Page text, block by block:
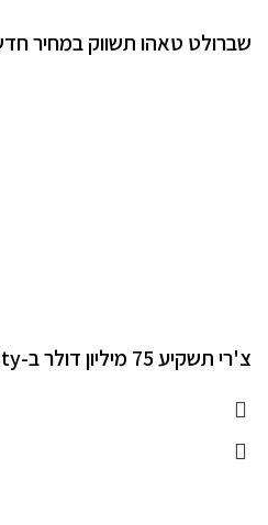
שברולט טאהו תשווק במחיר חדש
צ'רי תשקיע 75 מיליון דולר ב-KG Mobility